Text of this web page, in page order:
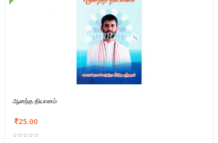
ஆனந்த தியானம்
25.00